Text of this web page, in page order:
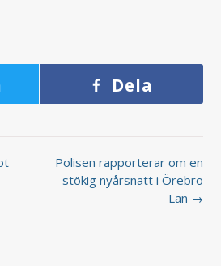
Dela
Polisen rapporterar om en
stökig nyårsnatt i Örebro
Län →